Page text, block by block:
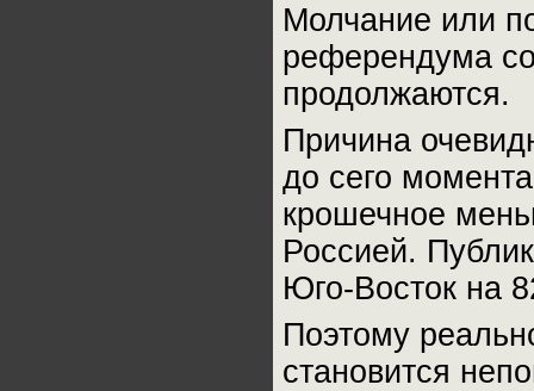
Молчание или
референдума
продолжаются.
Причина
до сего
крошечное
Россией.
Юго-Восток на
Поэтому
становится